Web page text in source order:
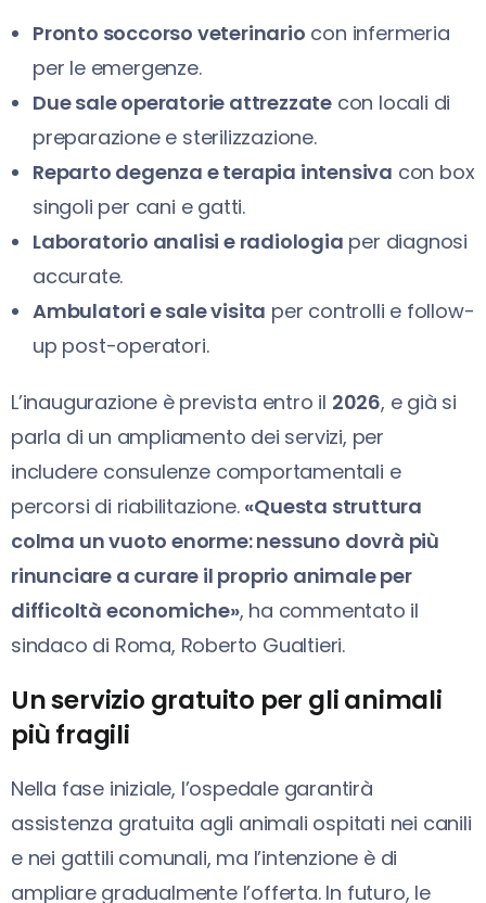
Pronto soccorso veterinario con infermeria
per le emergenze.
Due sale operatorie attrezzate con locali di
preparazione e sterilizzazione.
Reparto degenza e terapia intensiva con box
singoli per cani e gatti.
Laboratorio analisi e radiologia per diagnosi
accurate.
Ambulatori e sale visita per controlli e follow-
up post-operatori.
L’inaugurazione è prevista entro il 2026, e già si
parla di un ampliamento dei servizi, per
includere consulenze comportamentali e
percorsi di riabilitazione. «Questa struttura
colma un vuoto enorme: nessuno dovrà più
rinunciare a curare il proprio animale per
difficoltà economiche», ha commentato il
sindaco di Roma, Roberto Gualtieri.
Un servizio gratuito per gli animali
più fragili
Nella fase iniziale, l’ospedale garantirà
assistenza gratuita agli animali ospitati nei canili
e nei gattili comunali, ma l’intenzione è di
ampliare gradualmente l’offerta. In futuro, le